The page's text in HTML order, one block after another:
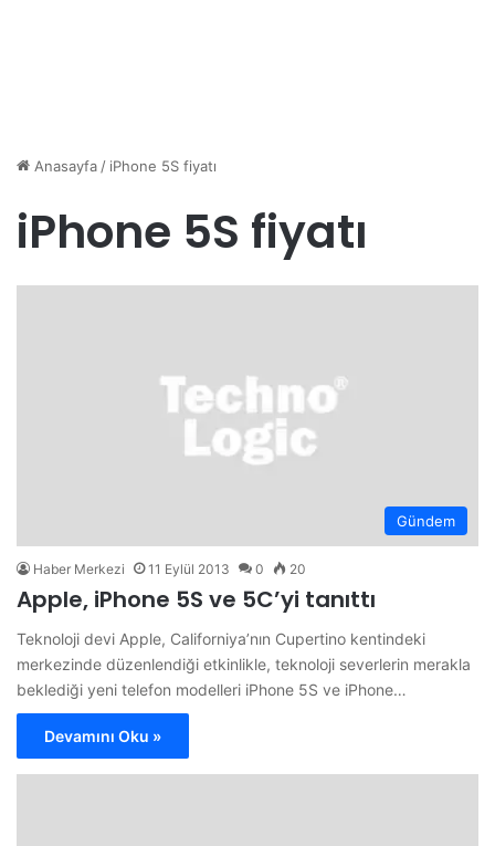
Anasayfa/ iPhone 5S fiyatı
iPhone 5S fiyatı
Gündem
Haber Merkezi 11 Eylül 2013 0 20
Apple, iPhone 5S ve 5C’yi tanıttı
Teknoloji devi Apple, Californiya’nın Cupertino kentindeki
merkezinde düzenlendiği etkinlikle, teknoloji severlerin merakla
beklediği yeni telefon modelleri iPhone 5S ve iPhone…
Devamını Oku »